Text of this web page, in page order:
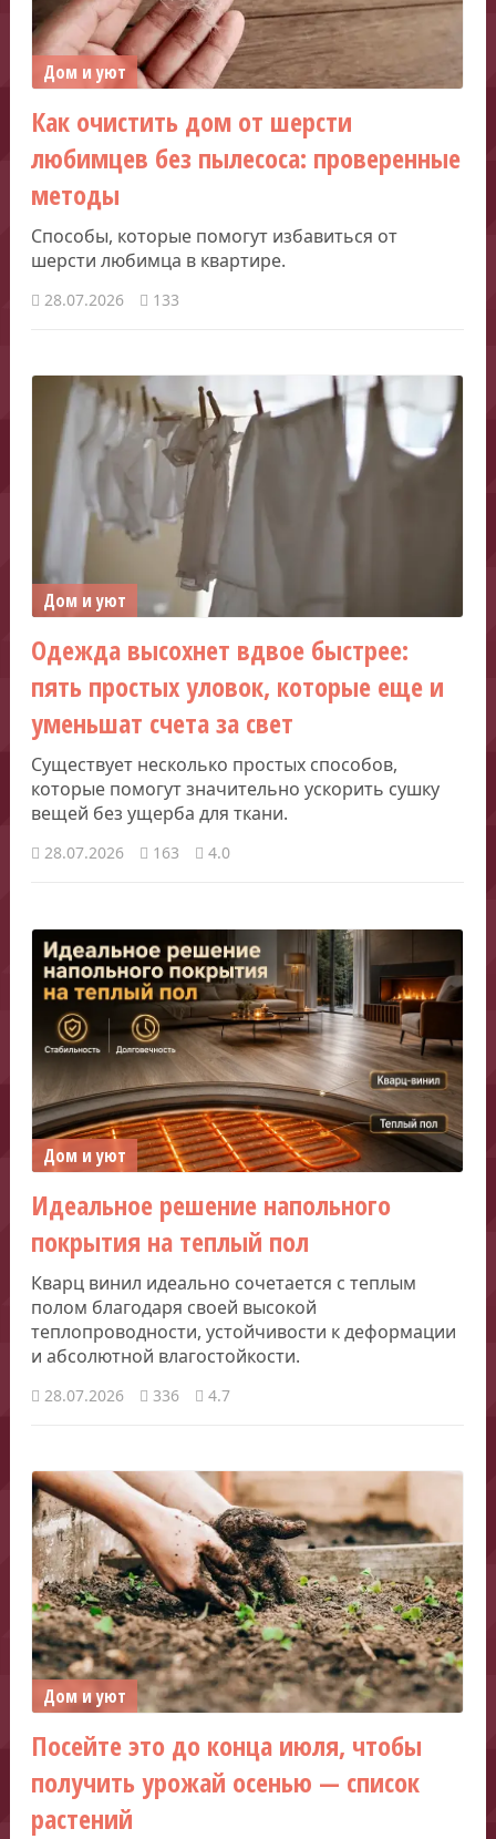
Дом и уют
Как очистить дом от шерсти
любимцев без пылесоса: проверенные
методы
Способы, которые помогут избавиться от
шерсти любимца в квартире.
28.07.2026 133
Дом и уют
Одежда высохнет вдвое быстрее:
пять простых уловок, которые еще и
уменьшат счета за свет
Существует несколько простых способов,
которые помогут значительно ускорить сушку
вещей без ущерба для ткани.
28.07.2026 163 4.0
Дом и уют
Идеальное решение напольного
покрытия на теплый пол
Кварц винил идеально сочетается с теплым
полом благодаря своей высокой
теплопроводности, устойчивости к деформации
и абсолютной влагостойкости.
28.07.2026 336 4.7
Дом и уют
Посейте это до конца июля, чтобы
получить урожай осенью — список
растений